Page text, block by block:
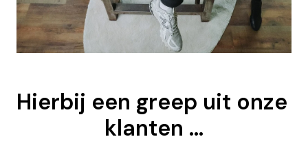
Hierbij een greep uit onze
klanten ...